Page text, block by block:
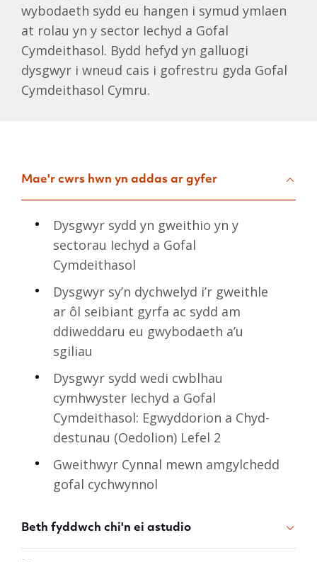
wybodaeth sydd eu hangen i symud ymlaen
at rolau yn y sector Iechyd a Gofal
Cymdeithasol. Bydd hefyd yn galluogi
dysgwyr i wneud cais i gofrestru gyda Gofal
Cymdeithasol Cymru.
Mae'r cwrs hwn yn addas ar gyfer
Dysgwyr sydd yn gweithio yn y
sectorau Iechyd a Gofal
Cymdeithasol
Dysgwyr sy’n dychwelyd i’r gweithle
ar ôl seibiant gyrfa ac sydd am
ddiweddaru eu gwybodaeth a’u
sgiliau
Dysgwyr sydd wedi cwblhau
cymhwyster Iechyd a Gofal
Cymdeithasol: Egwyddorion a Chyd-
destunau (Oedolion) Lefel 2
Gweithwyr Cynnal mewn amgylchedd
gofal cychwynnol
Beth fyddwch chi'n ei astudio